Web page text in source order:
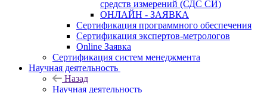
средств измерений (СДС СИ)
ОНЛАЙН - ЗАЯВКА
Сертификация программного обеспечения
Сертификация экспертов-метрологов
Online Заявка
Сертификация систем менеджмента
Научная деятельность
Назад
Научная деятельность